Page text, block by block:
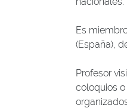
Es
(España),
Profesor
coloquios